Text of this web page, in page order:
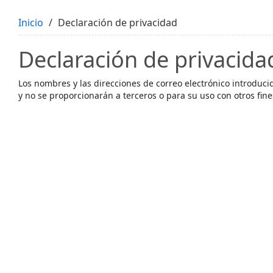
Inicio Declaración de privacidad
Declaración de
Los nombres y las direcciones de correo electrónico
y no se proporcionarán a terceros o para su uso con otros